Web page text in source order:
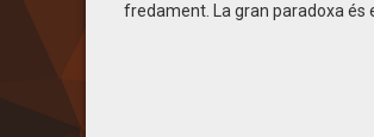
fredament. La gran paradoxa és